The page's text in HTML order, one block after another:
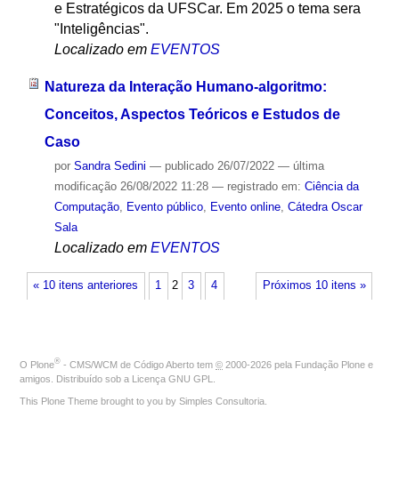
e Estratégicos da UFSCar. Em 2025 o tema sera
"Inteligências".
Localizado em EVENTOS
Natureza da Interação Humano-algoritmo:
Conceitos, Aspectos Teóricos e Estudos de
Caso
por Sandra Sedini — publicado26/07/2022 — última
modificação26/08/2022 11:28 — registrado em: Ciência da
Computação, Evento público, Evento online, Cátedra Oscar
Sala
Localizado em EVENTOS
« 10 itens anteriores Próximos 10 itens »
1 2 3 4
O Plone® - CMS/WCM de Código Aberto tem © 2000-2026 pela Fundação Plone e
amigos. Distribuído sob a Licença GNU GPL
This Plone Theme brought to you by Simples Consultoria